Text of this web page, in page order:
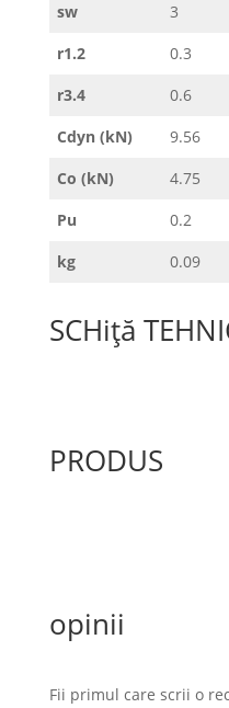
sw
3
r1.2
0.3
r3.4
0.6
Cdyn (kN)
9.56
Co (kN)
4.75
Pu
0.2
kg
0.09
SCHiță
PRODUS
opinii
Fii primul care scrii o